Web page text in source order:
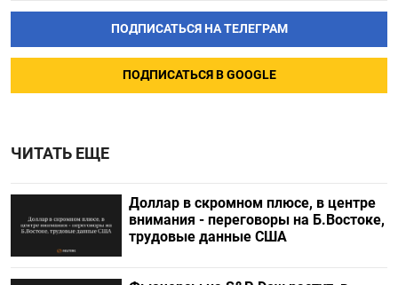
ПОДПИСАТЬСЯ НА ТЕЛЕГРАМ
ПОДПИСАТЬСЯ В GOOGLE
ЧИТАТЬ ЕЩЕ
Доллар в скромном плюсе, в центре
внимания - переговоры на Б.Востоке,
трудовые данные США